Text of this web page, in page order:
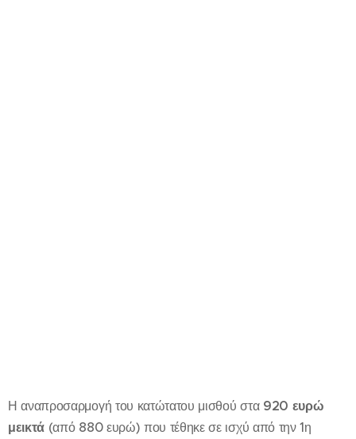
Η αναπροσαρμογή του κατώτατου μισθού στα 920 ευρώ
μεικτά (από 880 ευρώ) που τέθηκε σε ισχύ από την 1η